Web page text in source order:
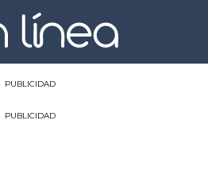
PUBLICIDAD
PUBLICIDAD